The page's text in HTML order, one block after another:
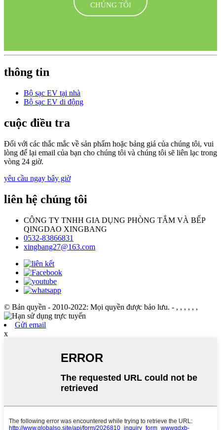
CHÚNG TÔI
thông tin
Bộ sạc EV tại nhà
Bộ sạc EV di động
cuộc điều tra
Đối với các thắc mắc về sản phẩm hoặc bảng giá của chúng tôi, vui
lòng để lại email của bạn cho chúng tôi và chúng tôi sẽ liên lạc trong
vòng 24 giờ.
yêu cầu ngay bây giờ
liên hệ chúng tôi
CÔNG TY TNHH GIA DỤNG PHÒNG TẮM VÀ BẾP
QINGDAO XINGBANG
0532-83866831
xingbang27@163.com
© Bản quyền - 2010-2022: Mọi quyền được bảo lưu. - , , , , , ,
Gửi email
x